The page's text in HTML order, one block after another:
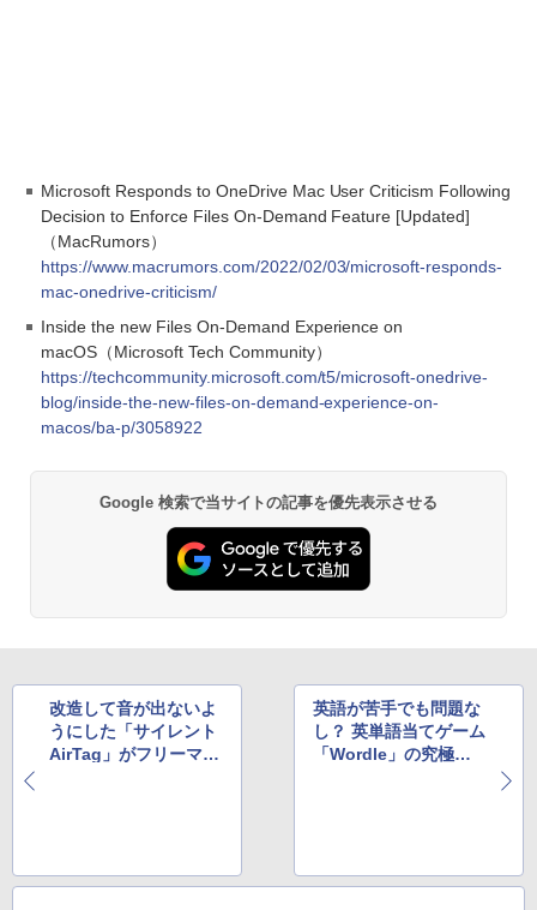
Microsoft Responds to OneDrive Mac User Criticism Following
Decision to Enforce Files On-Demand Feature [Updated]
（MacRumors）
https://www.macrumors.com/2022/02/03/microsoft-responds-
mac-onedrive-criticism/
Inside the new Files On-Demand Experience on
macOS（Microsoft Tech Community）
https://techcommunity.microsoft.com/t5/microsoft-onedrive-
blog/inside-the-new-files-on-demand-experience-on-
macos/ba-p/3058922
Google 検索で当サイトの記事を優先表示させる
改造して音が出ないよ
うにした「サイレント
AirTag」がフリーマー
英語が苦手でも問題な
し？ 英単語当てゲーム
「Wordle」の究極の